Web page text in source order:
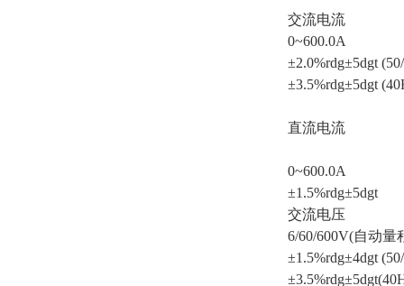
交流电流
0~600.0A
±2.0%rdg±5dgt
±3.5%rdg±5dgt
直流电流
0~600.0A
±1.5%rdg±5dgt
交流电压
6/60/600V(自动量
±1.5%rdg±4dgt